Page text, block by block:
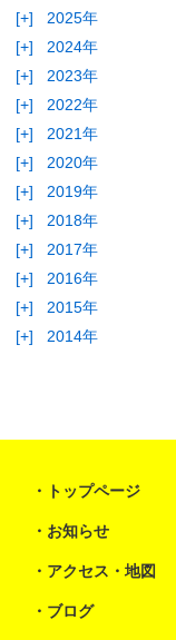
[+]
2025年
[+]
2024年
[+]
2023年
[+]
2022年
[+]
2021年
[+]
2020年
[+]
2019年
[+]
2018年
[+]
2017年
[+]
2016年
[+]
2015年
[+]
2014年
トップページ
お知らせ
アクセス・地図
ブログ